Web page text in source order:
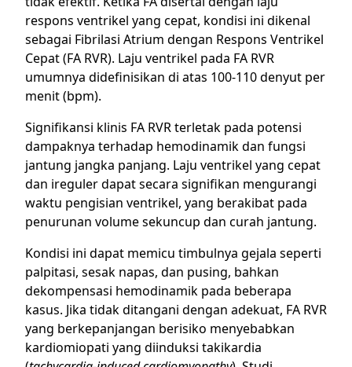
respons ventrikel yang cepat, kondisi ini dikenal
sebagai Fibrilasi Atrium dengan Respons Ventrikel
Cepat (FA RVR). Laju ventrikel pada FA RVR
umumnya didefinisikan di atas 100-110 denyut per
menit (bpm).
Signifikansi klinis FA RVR terletak pada potensi
dampaknya terhadap hemodinamik dan fungsi
jantung jangka panjang. Laju ventrikel yang cepat
dan ireguler dapat secara signifikan mengurangi
waktu pengisian ventrikel, yang berakibat pada
penurunan volume sekuncup dan curah jantung.
Kondisi ini dapat memicu timbulnya gejala seperti
palpitasi, sesak napas, dan pusing, bahkan
dekompensasi hemodinamik pada beberapa
kasus. Jika tidak ditangani dengan adekuat, FA RVR
yang berkepanjangan berisiko menyebabkan
kardiomiopati yang diinduksi takikardia